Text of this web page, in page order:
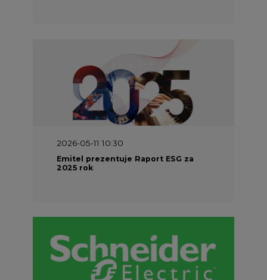
2026-05-11 10:30
Emitel prezentuje Raport ESG za
2025 rok